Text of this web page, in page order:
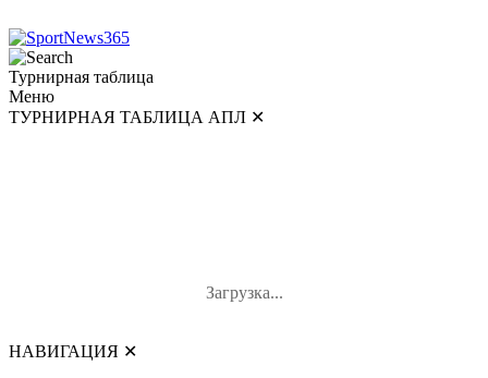
Турнирная таблица
Меню
ТУРНИРНАЯ ТАБЛИЦА АПЛ ✕
Загрузка...
НАВИГАЦИЯ ✕